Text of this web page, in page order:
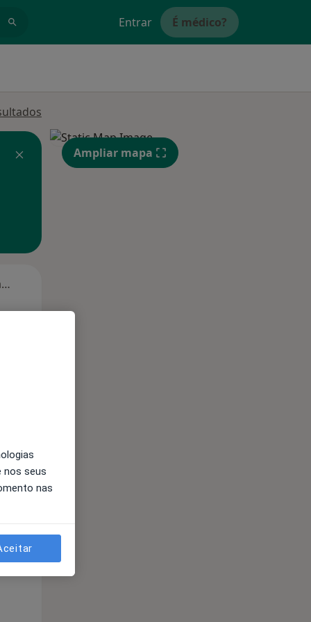
Entrar É médico?
Segunda-feira
Segunda-feira Ter,
11 Ago
Ampliar mapa
nos seus
nas